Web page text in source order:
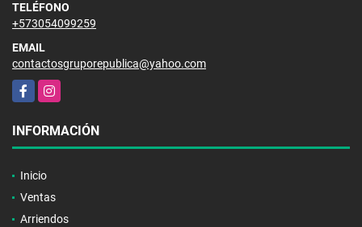
TELÉFONO
+573054099259
EMAIL
contactosgruporepublica@yahoo.com
FacebookInstagram
INFORMACIÓN
Inicio
Ventas
Arriendos